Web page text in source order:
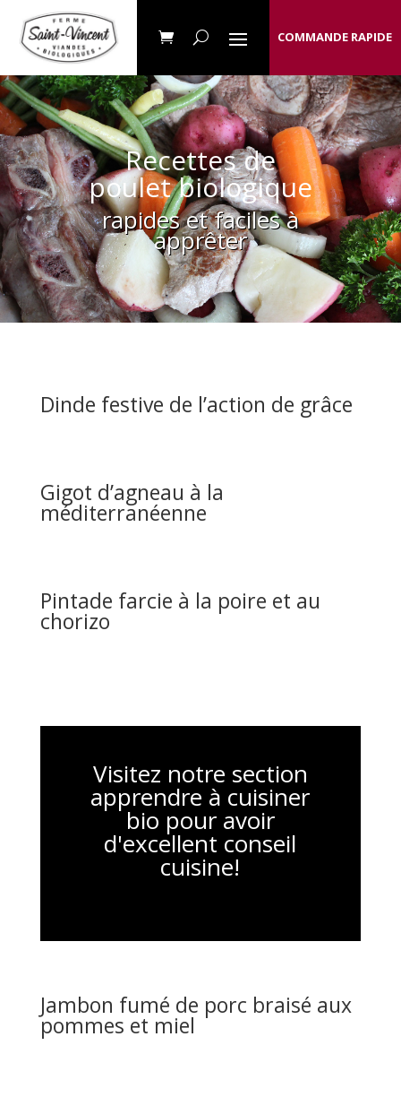
COMMANDE RAPIDE
Recettes de
poulet biologique
rapides et faciles à
apprêter
Dinde festive de l’action de grâce
Gigot d’agneau à la
méditerranéenne
Pintade farcie à la poire et au
chorizo
Visitez notre section
apprendre à cuisiner
bio pour avoir
d'excellent conseil
cuisine!
Jambon fumé de porc braisé aux
pommes et miel